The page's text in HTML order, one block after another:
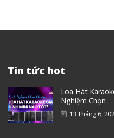
Tin tức hot
Loa Hát
Nghiệm Chọn
13 Tháng 6,